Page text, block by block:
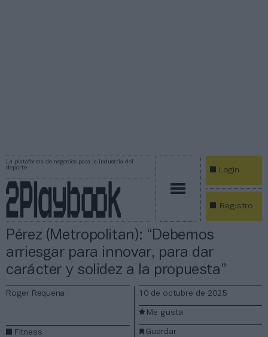
La plataforma de negocios para la industria del
deporte
Login
Registro
Pérez (Metropolitan): “Debemos
arriesgar para innovar, para dar
carácter y solidez a la propuesta”
Roger Requena
Fitness
10 de octubre de 2025
Guardar
Me gusta